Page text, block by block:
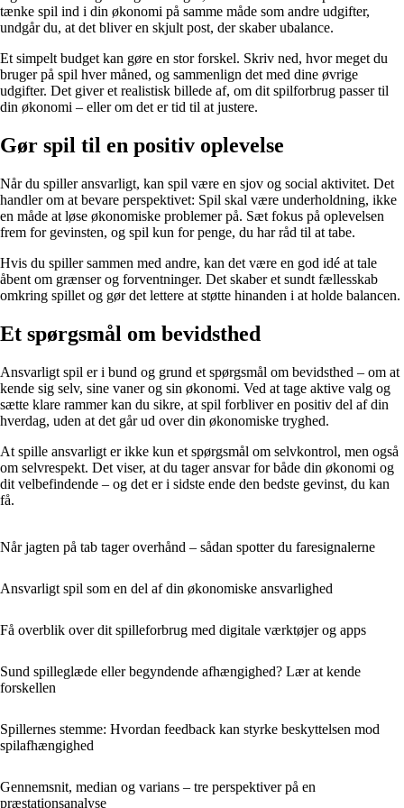
tænke spil ind i din økonomi på samme måde som andre udgifter,
undgår du, at det bliver en skjult post, der skaber ubalance.
Et simpelt budget kan gøre en stor forskel. Skriv ned, hvor meget du
bruger på spil hver måned, og sammenlign det med dine øvrige
udgifter. Det giver et realistisk billede af, om dit spilforbrug passer til
din økonomi – eller om det er tid til at justere.
Gør spil til en positiv oplevelse
Når du spiller ansvarligt, kan spil være en sjov og social aktivitet. Det
handler om at bevare perspektivet: Spil skal være underholdning, ikke
en måde at løse økonomiske problemer på. Sæt fokus på oplevelsen
frem for gevinsten, og spil kun for penge, du har råd til at tabe.
Hvis du spiller sammen med andre, kan det være en god idé at tale
åbent om grænser og forventninger. Det skaber et sundt fællesskab
omkring spillet og gør det lettere at støtte hinanden i at holde balancen.
Et spørgsmål om bevidsthed
Ansvarligt spil er i bund og grund et spørgsmål om bevidsthed – om at
kende sig selv, sine vaner og sin økonomi. Ved at tage aktive valg og
sætte klare rammer kan du sikre, at spil forbliver en positiv del af din
hverdag, uden at det går ud over din økonomiske tryghed.
At spille ansvarligt er ikke kun et spørgsmål om selvkontrol, men også
om selvrespekt. Det viser, at du tager ansvar for både din økonomi og
dit velbefindende – og det er i sidste ende den bedste gevinst, du kan
få.
Når jagten på tab tager overhånd – sådan spotter du faresignalerne
Ansvarligt spil som en del af din økonomiske ansvarlighed
Få overblik over dit spilleforbrug med digitale værktøjer og apps
Sund spilleglæde eller begyndende afhængighed? Lær at kende
forskellen
Spillernes stemme: Hvordan feedback kan styrke beskyttelsen mod
spilafhængighed
Gennemsnit, median og varians – tre perspektiver på en
præstationsanalyse